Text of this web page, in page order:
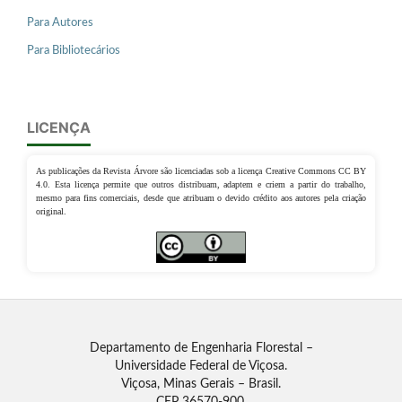
Para Autores
Para Bibliotecários
LICENÇA
As publicações da Revista Árvore são licenciadas sob a licença Creative Commons CC BY
4.0. Esta licença permite que outros distribuam, adaptem e criem a partir do trabalho,
mesmo para fins comerciais, desde que atribuam o devido crédito aos autores pela criação
original.
Departamento de Engenharia Florestal –
Universidade Federal de Viçosa.
Viçosa, Minas Gerais – Brasil.